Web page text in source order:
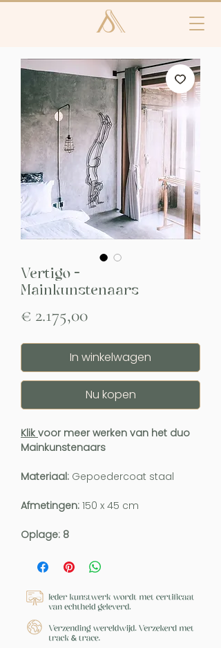
Vertigo -
Mainkunstenaars
€ 2.175,00Prijs
In winkelwagen
Nu kopen
Klik voor meer werken van het duo
Mainkunstenaars
Materiaal: Gepoedercoat staal
Afmetingen: 150 x 45 cm
Oplage: 8